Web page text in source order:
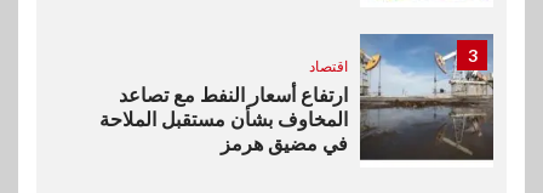
3
اقتصاد
ارتفاع أسعار النفط مع تصاعد
المخاوف بشأن مستقبل الملاحة
في مضيق هرمز